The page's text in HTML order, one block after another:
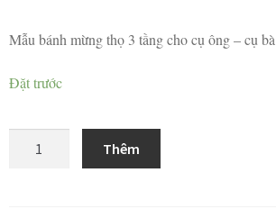
Mẫu bánh mừng thọ 3 tầng cho cụ ông – cụ bà
Đặt trước
Thêm